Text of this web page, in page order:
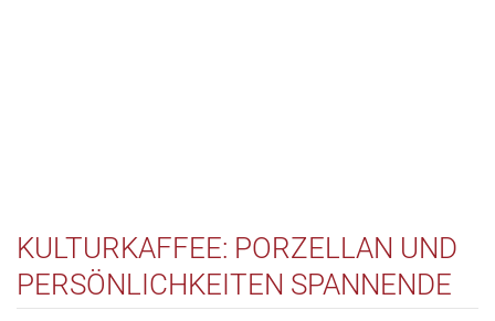
KULTURKAFFEE: PORZELLAN UND
PERSÖNLICHKEITEN SPANNENDE